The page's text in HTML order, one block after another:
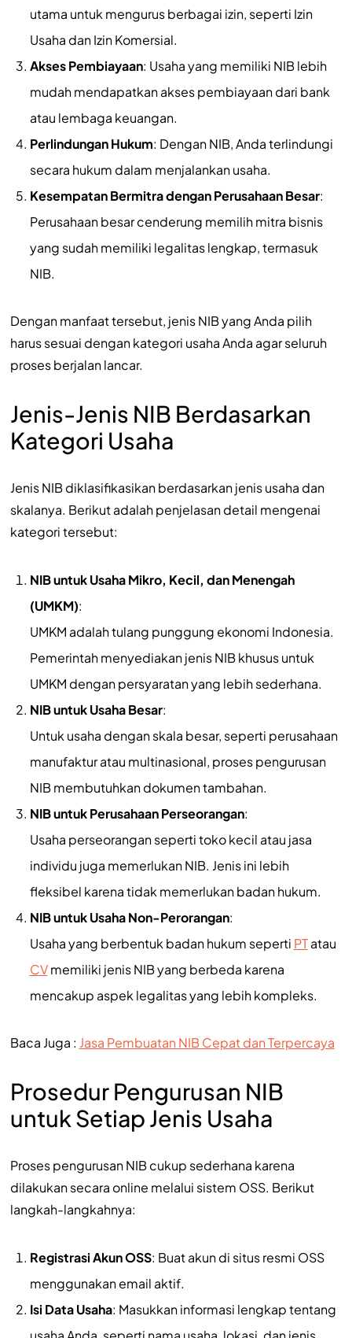
utama untuk mengurus berbagai izin, seperti Izin
Usaha dan Izin Komersial.
Akses Pembiayaan: Usaha yang memiliki NIB lebih
mudah mendapatkan akses pembiayaan dari bank
atau lembaga keuangan.
Perlindungan Hukum: Dengan NIB, Anda terlindungi
secara hukum dalam menjalankan usaha.
Kesempatan Bermitra dengan Perusahaan Besar:
Perusahaan besar cenderung memilih mitra bisnis
yang sudah memiliki legalitas lengkap, termasuk
NIB.
Dengan manfaat tersebut, jenis NIB yang Anda pilih
harus sesuai dengan kategori usaha Anda agar seluruh
proses berjalan lancar.
Jenis-Jenis NIB Berdasarkan
Kategori Usaha
Jenis NIB diklasifikasikan berdasarkan jenis usaha dan
skalanya. Berikut adalah penjelasan detail mengenai
kategori tersebut:
NIB untuk Usaha Mikro, Kecil, dan Menengah
(UMKM):
UMKM adalah tulang punggung ekonomi Indonesia.
Pemerintah menyediakan jenis NIB khusus untuk
UMKM dengan persyaratan yang lebih sederhana.
NIB untuk Usaha Besar:
Untuk usaha dengan skala besar, seperti perusahaan
manufaktur atau multinasional, proses pengurusan
NIB membutuhkan dokumen tambahan.
NIB untuk Perusahaan Perseorangan:
Usaha perseorangan seperti toko kecil atau jasa
individu juga memerlukan NIB. Jenis ini lebih
fleksibel karena tidak memerlukan badan hukum.
NIB untuk Usaha Non-Perorangan:
Usaha yang berbentuk badan hukum seperti PTatau
CVmemiliki jenis NIB yang berbeda karena
mencakup aspek legalitas yang lebih kompleks.
Baca Juga : Jasa Pembuatan NIB Cepat dan Terpercaya
Prosedur Pengurusan NIB
untuk Setiap Jenis Usaha
Proses pengurusan NIB cukup sederhana karena
dilakukan secara online melalui sistem OSS. Berikut
langkah-langkahnya:
Registrasi Akun OSS: Buat akun di situs resmi OSS
menggunakan email aktif.
Isi Data Usaha: Masukkan informasi lengkap tentang